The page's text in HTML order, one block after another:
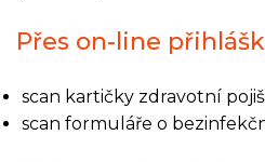
Přes on-line
scan kartičky zdravotní
scan formuláře o